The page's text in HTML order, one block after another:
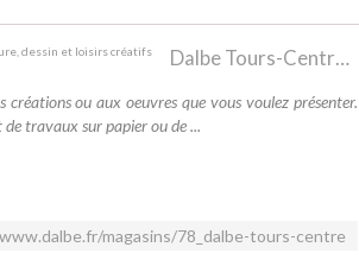
Dalbe Tours-Centre - Dalbe - Fournitures beaux arts, peinture, dessin et loisirs créatifs
ou aux oeuvres que vous voulez présenter.
travaux sur papier ou de ...
magasins/78_dalbe-tours-centre